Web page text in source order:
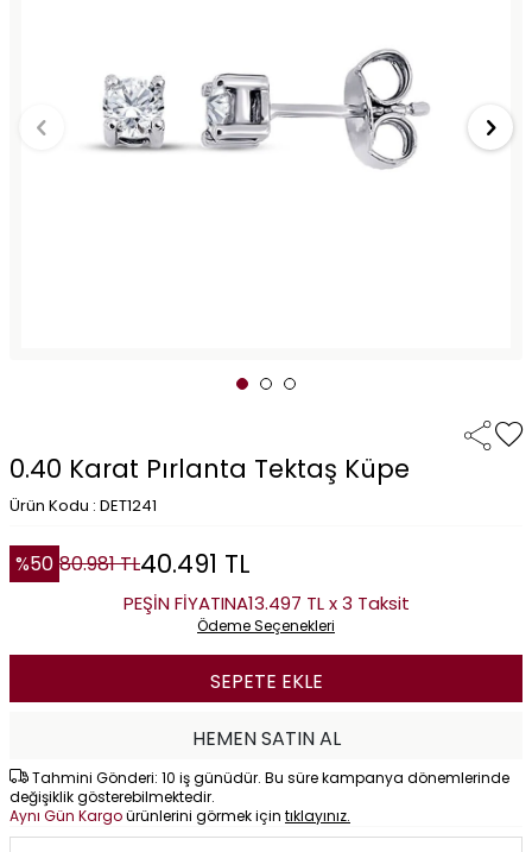
0.40 Karat Pırlanta Tektaş Küpe
Ürün Kodu : DET1241
%50 80.981TL40.491 TL
PEŞİN FİYATINA13.497 TL x 3 Taksit
Ödeme Seçenekleri
SEPETE EKLE
HEMEN SATIN AL
Tahmini Gönderi: 10 iş günüdür. Bu süre kampanya dönemlerinde
değişiklik gösterebilmektedir.
Aynı Gün Kargoürünlerini görmek için tıklayınız.